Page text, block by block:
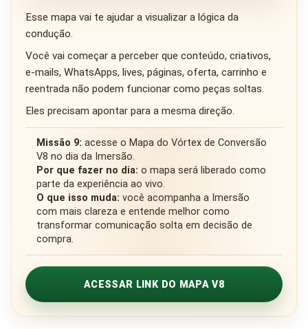
Esse mapa vai te ajudar a visualizar a lógica da
condução.
Você vai começar a perceber que conteúdo, criativos,
e-mails, WhatsApps, lives, páginas, oferta, carrinho e
reentrada não podem funcionar como peças soltas.
Eles precisam apontar para a mesma direção.
Missão 9: acesse o Mapa do Vórtex de Conversão
V8 no dia da Imersão.
Por que fazer no dia: o mapa será liberado como
parte da experiência ao vivo.
O que isso muda: você acompanha a Imersão
com mais clareza e entende melhor como
transformar comunicação solta em decisão de
compra.
ACESSAR LINK DO MAPA V8